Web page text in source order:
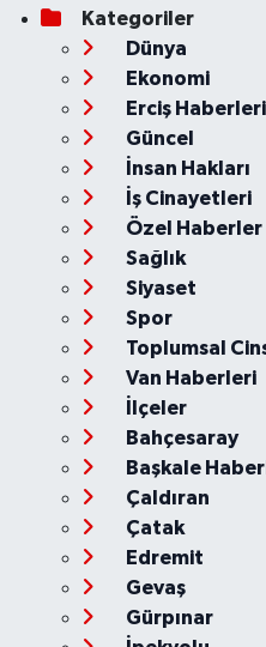
Kategoriler
Dünya
Ekonomi
Erciş Haberleri
Güncel
İnsan Hakları
İş Cinayetleri
Özel Haberler
Sağlık
Siyaset
Spor
Toplumsal
Van Haberleri
İlçeler
Bahçesaray
Başkale
Çaldıran
Çatak
Edremit
Gevaş
Gürpınar